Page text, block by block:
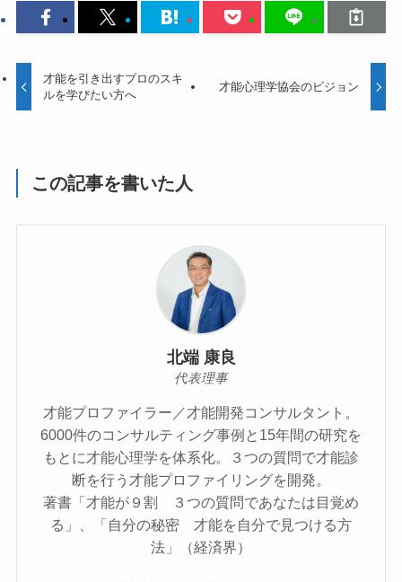
才能を引き出すプロのスキ
ルを学びたい方へ
才能心理学協会のビジョン
この記事を書いた人
北端 康良
代表理事
才能プロファイラー／才能開発コンサルタント。
6000件のコンサルティング事例と15年間の研究を
もとに才能心理学を体系化。３つの質問で才能診
断を行う才能プロファイリングを開発。
著書「才能が９割 ３つの質問であなたは目覚め
る」、「自分の秘密 才能を自分で見つける方
法」（経済界）